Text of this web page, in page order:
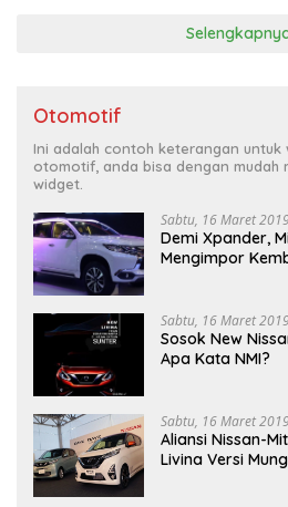
Otomotif
Ini adalah contoh keterangan
otomotif, anda bisa dengan mudah
widget.
Sabtu, 16 Maret
Demi Xpander,
Mengimpor
Sabtu, 16 Maret
Sosok New
Apa Kata NMI?
Sabtu, 16 Maret
Aliansi Nissan-
Livina Versi